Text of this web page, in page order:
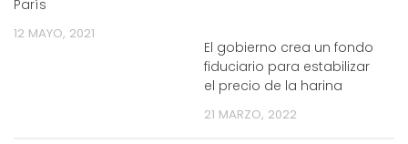
París
12 MAYO, 2021
El gobierno crea un fondo
fiduciario para estabilizar
el precio de la harina
21 MARZO, 2022